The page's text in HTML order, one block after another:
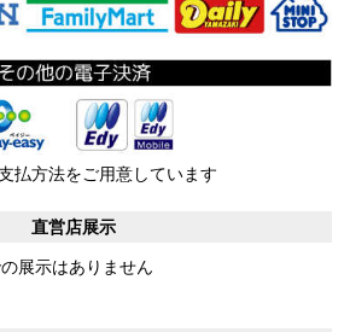
払方法をご用意しています
直営店展示
展示はありません